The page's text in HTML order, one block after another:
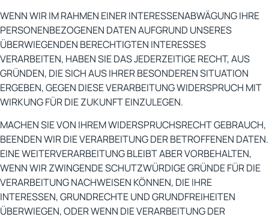
WENN WIR IM RAHMEN EINER INTERESSENABWÄGUNG IHRE
PERSONENBEZOGENEN DATEN AUFGRUND UNSERES
ÜBERWIEGENDEN BERECHTIGTEN INTERESSES
VERARBEITEN, HABEN SIE DAS JEDERZEITIGE RECHT, AUS
GRÜNDEN, DIE SICH AUS IHRER BESONDEREN SITUATION
ERGEBEN, GEGEN DIESE VERARBEITUNG WIDERSPRUCH MIT
WIRKUNG FÜR DIE ZUKUNFT EINZULEGEN.
MACHEN SIE VON IHREM WIDERSPRUCHSRECHT GEBRAUCH,
BEENDEN WIR DIE VERARBEITUNG DER BETROFFENEN DATEN.
EINE WEITERVERARBEITUNG BLEIBT ABER VORBEHALTEN,
WENN WIR ZWINGENDE SCHUTZWÜRDIGE GRÜNDE FÜR DIE
VERARBEITUNG NACHWEISEN KÖNNEN, DIE IHRE
INTERESSEN, GRUNDRECHTE UND GRUNDFREIHEITEN
ÜBERWIEGEN, ODER WENN DIE VERARBEITUNG DER